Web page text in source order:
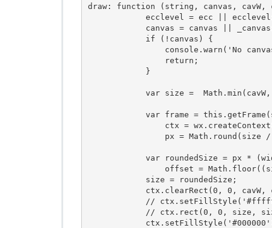
draw: function ( string , canvas , cavW,
            ecclevel
= ecc ecclevel
            canvas
= canvas _canvas
if
(! canvas )
{
                console
. warn ( 'No
return ;
}
var size = Math . min ( cavW,
var frame = this . getFrame (
                ctx
= wx . createContext
                px
= Math . round ( size /
var roundedSize = px * (
                offset
= Math . floor((
            size
= roundedSize ;
            ctx
. clearRect (0 , 0 , cavW,
//
// ctx.rect(0, 0, size,
            ctx
. setFillStyle ( '#000000'